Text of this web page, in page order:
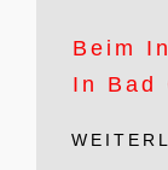
Beim
In Bad